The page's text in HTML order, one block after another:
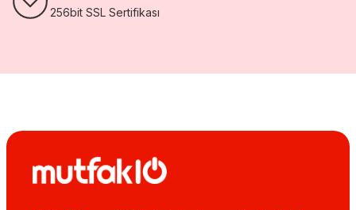
256bit SSL Sertifikası